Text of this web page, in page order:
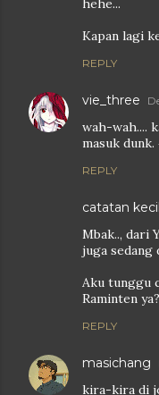
hehe...
Kapan lagi
REPLY
vie_three
wah-wah....
masuk
REPLY
catatan
Mbak.., dari
juga sedang
Aku tunggu
Raminten ya?
REPLY
masichang
kira-kira di